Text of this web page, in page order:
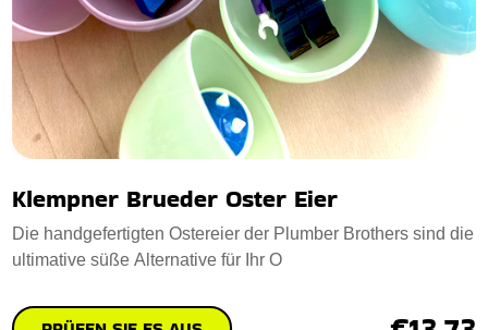
Klempner Brueder Oster Eier
Die handgefertigten Ostereier der Plumber Brothers sind die
ultimative süße Alternative für Ihr O